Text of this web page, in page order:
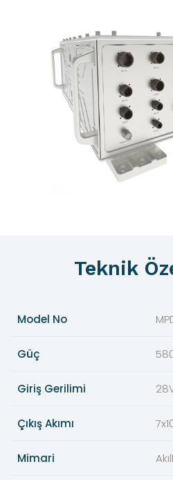
Teknik
Model No
Güç
Giriş Gerilimi
Çıkış Akımı
Mimari